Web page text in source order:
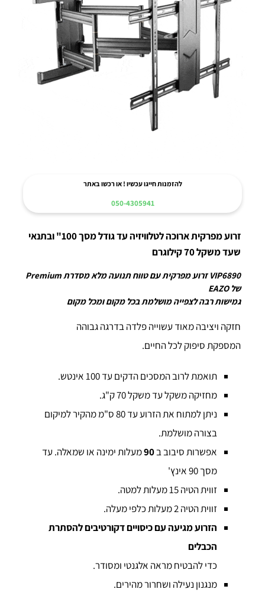
להזמנות חייגו עכשיו ! או רכשו באתר
050-4305941
זרוע מפרקית ארוכה לטלוויזיה עד גודל מסך 100" ובתנאי
שעד משקל 70 קילוגרם
VIP6890 זרוע מפרקית עם טווח תנועה מלא מסדרת Premium
של EAZO
גמישות רבה לצפייה מושלמת בכל מקום ומכל מקום
חזקה ויציבה מאוד עשוייה פלדה בדרגה גבוהה
המספקת סיפוק לכל החיים.
תואמת לרוב המסכים הדקים עד 100 אינטש.
מחזיקה משקל עד משקל 70 ק"ג.
ניתן למתוח את הזרוע עד 80 ס"מ מהקיר למיקום
בצורה מושלמת.
אפשרות סיבוב ב90מעלות ימינה או שמאלה. עד
מסך 90 אינץ'
זווית הטיה 15 מעלות למטה.
זווית הטיה 2 מעלות כלפי מעלה.
הזרוע מגיעה עם כיסויים דקורטיבים להסתרת
הכבלים
כדי להבטיח מראה אלגנטי ומסודר.
מנגנון נעילה ושחרור מהירים.